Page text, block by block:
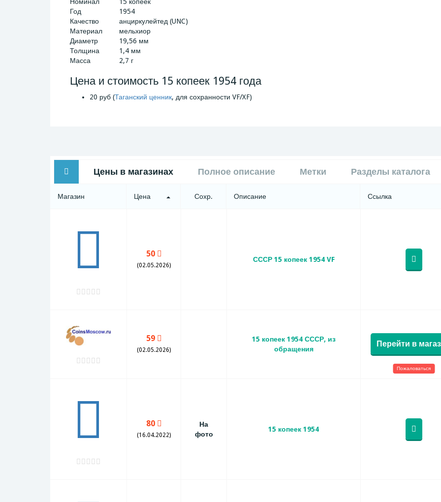
Год
1954
Качество
анциркулейтед (UNC)
Материал
мельхиор
Диаметр
19,56 мм
Толщина
1,4 мм
Масса
2,7 г
Цена и стоимость 15 копеек 1954 года
20 руб (Таганский ценник, для сохранности VF/XF)
Цены в магазинах Полное описание Метки Разделы каталога
Магазин Цена Сохр. Описание Ссылка
50
(02.05.2026)
СССР 15 копеек 1954 VF
59
(02.05.2026)
15 копеек 1954 СССР, из
обращения
Перейти в
Пожаловаться
80
(16.04.2022)
На
фото
15 копеек 1954